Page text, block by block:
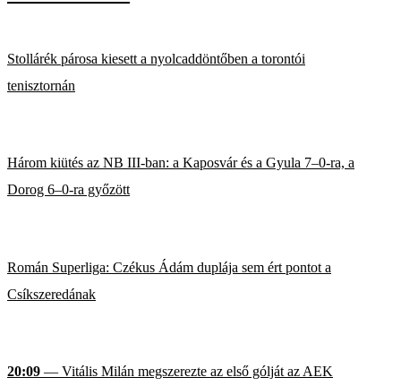
Stollárék párosa kiesett a nyolcaddöntőben a torontói
tenisztornán
Három kiütés az NB III-ban: a Kaposvár és a Gyula 7–0-ra, a
Dorog 6–0-ra győzött
Román Superliga: Czékus Ádám duplája sem ért pontot a
Csíkszeredának
20:09 — Vitális Milán megszerezte az első gólját az AEK